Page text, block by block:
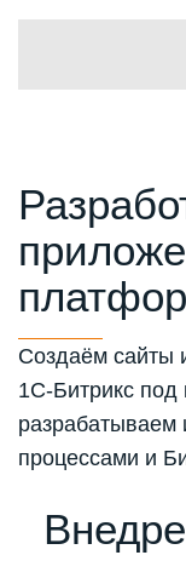
Создаём сайты
1С-Битрикс под
разрабатываем
процессами и